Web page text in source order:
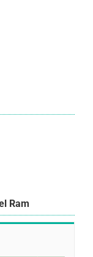
Ram